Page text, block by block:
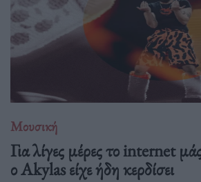
Μουσική
Για λίγες μέρες το internet μάς
ο Akylas είχε ήδη κερδίσει